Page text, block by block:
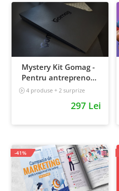
Mystery Kit Gomag -
Pentru antreprenorii
curajosi - digital
4 produse + 2 surprize
297 Lei
-41%